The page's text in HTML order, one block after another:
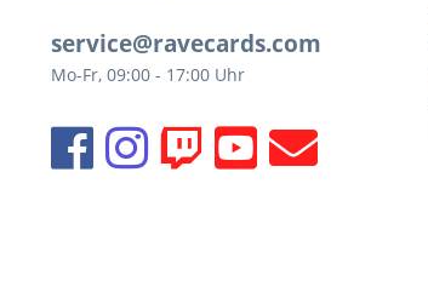
service@ravecards.com
Mo-Fr, 09:00 - 17:00 Uhr